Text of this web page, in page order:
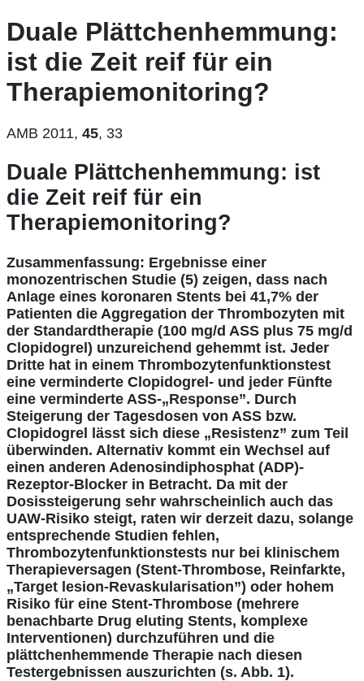
Duale Plättchenhemmung:
ist die Zeit reif für ein
Therapiemonitoring?
AMB 2011, 45, 33
Duale Plättchenhemmung: ist
die Zeit reif für ein
Therapiemonitoring?
Zusammenfassung: Ergebnisse einer
monozentrischen Studie (5) zeigen, dass nach
Anlage eines koronaren Stents bei 41,7% der
Patienten die Aggregation der Thrombozyten mit
der Standardtherapie (100 mg/d ASS plus 75 mg/d
Clopidogrel) unzureichend gehemmt ist. Jeder
Dritte hat in einem Thrombozytenfunktionstest
eine verminderte Clopidogrel- und jeder Fünfte
eine verminderte ASS-„Response”. Durch
Steigerung der Tagesdosen von ASS bzw.
Clopidogrel lässt sich diese „Resistenz” zum Teil
überwinden. Alternativ kommt ein Wechsel auf
einen anderen Adenosindiphosphat (ADP)-
Rezeptor-Blocker in Betracht. Da mit der
Dosissteigerung sehr wahrscheinlich auch das
UAW-Risiko steigt, raten wir derzeit dazu, solange
entsprechende Studien fehlen,
Thrombozytenfunktionstests nur bei klinischem
Therapieversagen (Stent-Thrombose, Reinfarkte,
„Target lesion-Revaskularisation”) oder hohem
Risiko für eine Stent-Thrombose (mehrere
benachbarte Drug eluting Stents, komplexe
Interventionen) durchzuführen und die
plättchenhemmende Therapie nach diesen
Testergebnissen auszurichten (s. Abb. 1).